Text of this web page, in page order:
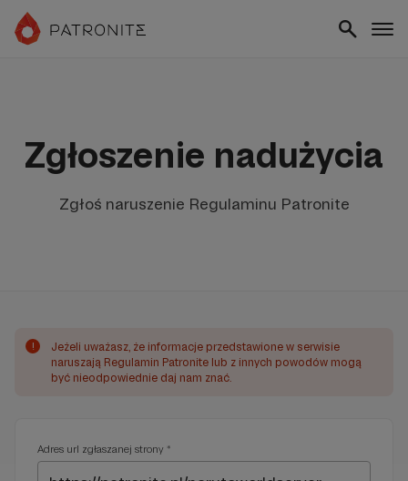
Zgłoszenie nadużycia
Zgłoś naruszenie Regulaminu Patronite
!
Jeżeli uważasz, że informacje przedstawione w serwisie
naruszają Regulamin Patronite lub z innych powodów mogą
być nieodpowiednie daj nam znać.
Adres url zgłaszanej strony *